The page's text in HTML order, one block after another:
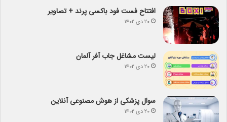
افتتاح فست فود باکسی پرند + تصاویر
۲۰ دی ۱۴۰۲
لیست مشاغل جاب آفر آلمان
۲۰ دی ۱۴۰۲
سوال پزشکی از هوش مصنوعی آنلاین
۲۰ دی ۱۴۰۲